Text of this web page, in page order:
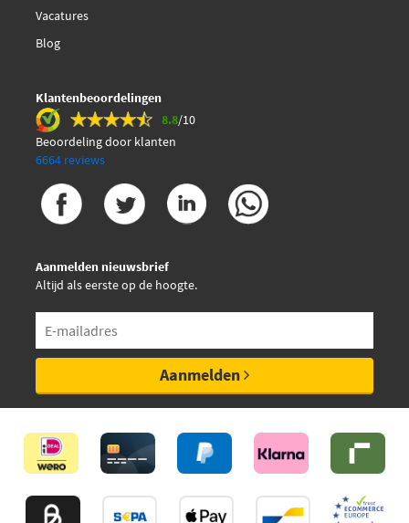
Vacatures
Blog
Klantenbeoordelingen
8.8/10
Beoordeling door klanten
6664 reviews
Aanmelden nieuwsbrief
Altijd als eerste op de hoogte.
Aanmelden